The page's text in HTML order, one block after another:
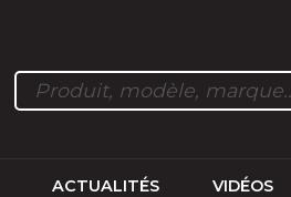
ACTUALITÉS VIDÉOS